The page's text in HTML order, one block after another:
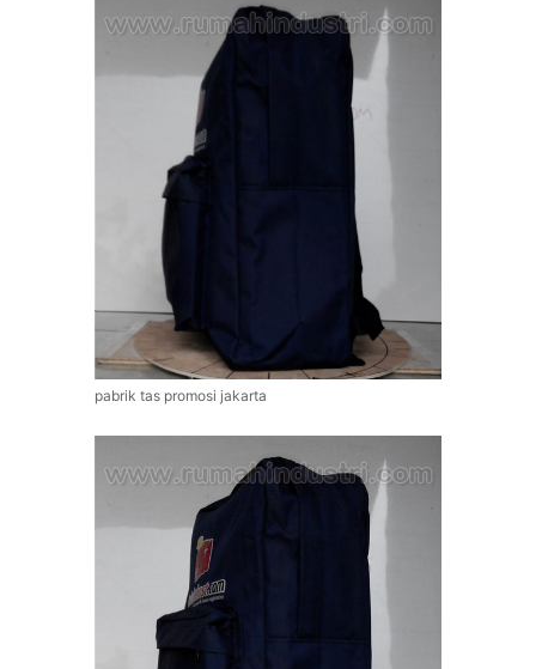
pabrik tas promosi jakarta